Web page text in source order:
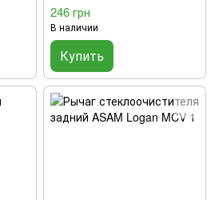
246 грн
В наличии
Купить